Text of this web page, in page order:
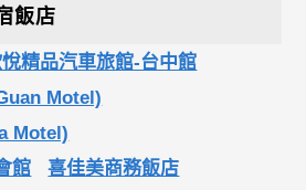
飯店
精品汽車旅館-台中館
Motel)
Motel)
館
喜佳美商務飯店